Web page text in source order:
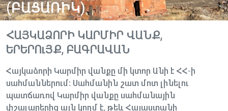
(ԲԱՑԱՌԻԿ)
ՀԱՅԿԱՁՈՐԻ ԿԱՐՄԻՐ ՎԱՆՔ,
ԵՐԵՐՈւՅՔ, ԲԱԳՐԱՎԱՆ
Հայկաձորի Կարմիր վանքը մի կտոր Անի է ՀՀ-ի
սահմաններում։ Սահմանին շատ մոտ լինելու
պատճառով Կարմիր վանքը սահմանային
փշալարերից այն կողմ է, թեև Հայաստանի